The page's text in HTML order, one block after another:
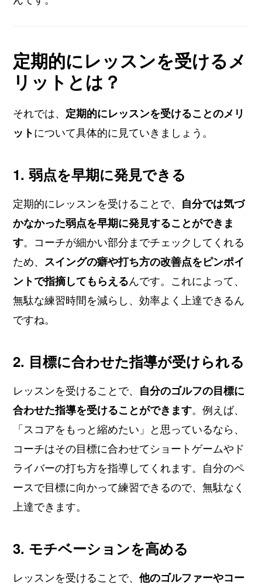
定期的にレッスンを受けるメ
リットとは？
それでは、 定期的にレッスンを受けることのメリ
ットについて具体的に見ていきましょう。
1. 弱点を早期に発見できる
定期的にレッスンを受けることで、 自分では気づ
かなかった弱点を早期に発見することができま
す。コーチが細かい部分までチェックしてくれる
ため、 スイングの癖や打ち方の改善点をピンポイ
ントで指摘してもらえるんです。これによって、
無駄な練習時間を減らし、効率よく上達できるん
ですね。
2. 目標に合わせた指導が受けられる
レッスンを受けることで、 自分のゴルフの目標に
合わせた指導を受けることができます。例えば、
「スコアをもっと縮めたい」と思っているなら、
コーチはその目標に合わせてショートゲームやド
ライバーの打ち方を指導してくれます。自分のペ
ースで目標に向かって練習できるので、無駄なく
上達できます。
3. モチベーションを高める
レッスンを受けることで、他のゴルファーやコー